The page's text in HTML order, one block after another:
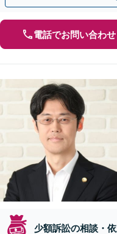
電話でお問い合わせ
少額訴訟の相談・